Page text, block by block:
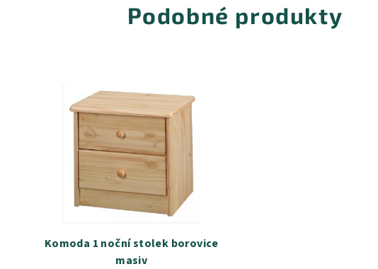
Podobné produkty
Komoda 1 noční stolek borovice
masiv